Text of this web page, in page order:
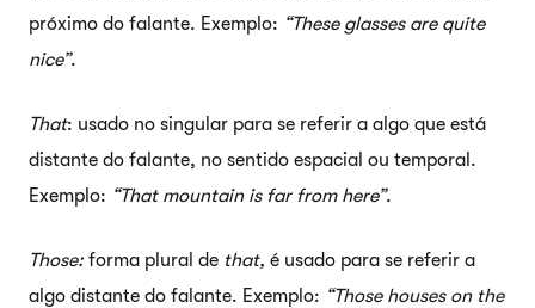
próximo do falante. Exemplo: “These glasses are quite
nice”.
That: usado no singular para se referir a algo que está
distante do falante, no sentido espacial ou temporal.
Exemplo: “That mountain is far from here”.
Those: forma plural de that, é usado para se referir a
algo distante do falante. Exemplo: “Those houses on the